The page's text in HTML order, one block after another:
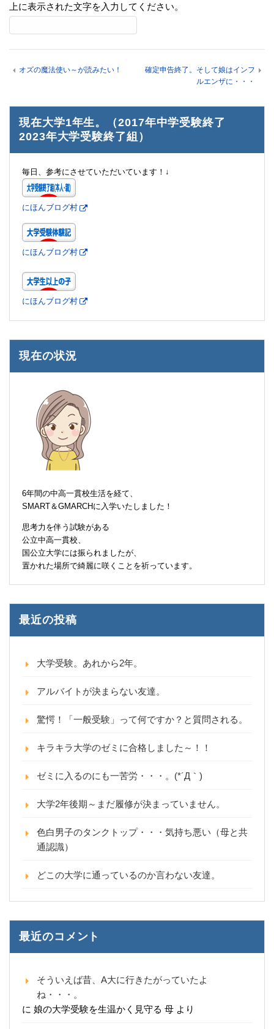
上に表示された文字を入力してください。
オズの魔法使い～が読みたい！
確定申告終了。そして娘はインフ
ルエンザに・・・
現在大学1年生。（2017年中学受験終了
2023年大学受験終了組）
毎日、参考にさせていただいています！↓
にほんブログ村
にほんブログ村
にほんブログ村
現在の状況
6年間の中高一貫校生活を経て、
SMART＆GMARCHに入学いたしました！
思考力を伴う試験がある
公立中高一貫校、
国公立大学には振られましたが、
置かれた場所で綺麗に咲くことを祈っています。
最近の投稿
大学受験。あれから2年。
アルバイトが決まらない友達。
驚愕！「一般受験」って何ですか？と質問される。
キラキラ大学のゼミに合格しました～！！
ゼミに入るのにも一苦労・・・。(*´Д｀)
大学2年後期～まだ履修が決まっていません。
色白男子のタンクトップ・・・気持ち悪い（母と共
通認識）
どこの大学に通っているのか言わない友達。
最近のコメント
そういえば昔、A大に行きたがっていたよ
ね・・・。
に 娘の大学受験を生温かく見守る 母 より